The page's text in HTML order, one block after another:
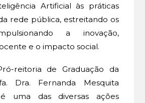
Artificial às práticas
rede pública, estreitando os
a inovação,
e o impacto social.
reitoria de Graduação da
Dra. Fernanda Mesquita
uma das diversas ações